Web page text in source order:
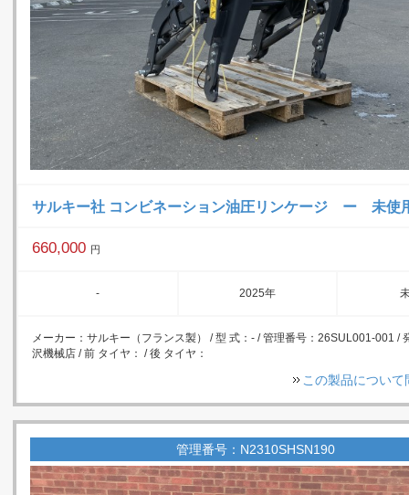
サルキー社 コンビネーション油圧リンケージ ー 未使
660,000 円
- 2025年
メーカー：サルキー（フランス製） / 型 式：- / 管理番号：26SUL001-001 /
沢機械店 / 前 タイヤ： / 後 タイヤ：
この製品につい
管理番号：N2310SHSN190